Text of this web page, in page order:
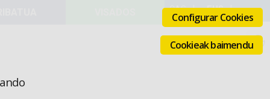
Configurar Cookies
Cookieak baimendu